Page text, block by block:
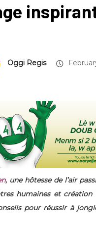
Oggi Regis
, une hôtesse de l’air
humaines et
pour réussir à